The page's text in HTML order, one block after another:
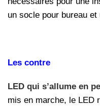
un socle pour bureau et
Les contre
LED qui s’allume en
mis en marche, le LED